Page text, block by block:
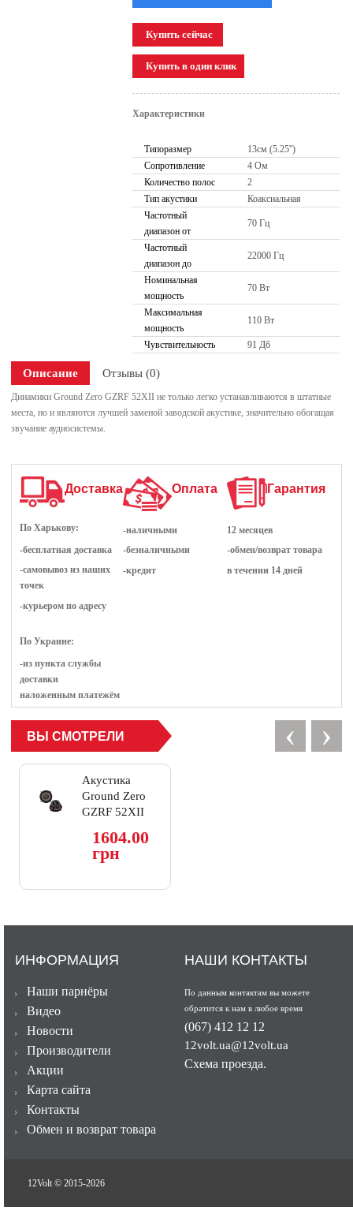
Характеристики
Типоразмер
13см (5.25'')
Сопротивление
4 Ом
Количество полос
2
Тип акустики
Коаксиальная
Частотный
диапазон от
70 Гц
Частотный
диапазон до
22000 Гц
Номинальная
мощность
70 Вт
Максимальная
мощность
110 Вт
Чувствительность 91 Дб
Описание Отзывы (0)
Динамики Ground Zero GZRF 52XII не только легко устанавливаются в штатные
места, но и являются лучшей заменой заводской акустике, значительно обогащая
звучание аудиосистемы.
Доставка
По Харькову:
-бесплатная доставка
-самовывоз из наших
точек
-курьером по адресу
По Украине:
-из пункта службы
доставки
наложенным платежём
Оплата
-наличными
-безналичными
-кредит
Гарантия
12 месяцев
-обмен/возврат товара
в течении 14 дней
ВЫ СМОТРЕЛИ ‹ ›
Акустика
Ground Zero
GZRF 52XII
1604.00
грн
ИНФОРМАЦИЯ
Наши парнёры
Видео
Новости
Производители
Акции
Карта сайта
Контакты
Обмен и возврат товара
НАШИ КОНТАКТЫ
По данным контактам вы можете
обратится к нам в любое время
(067) 412 12 12
12volt.ua@12volt.ua
Схема проезда.
12Volt © 2015-2026